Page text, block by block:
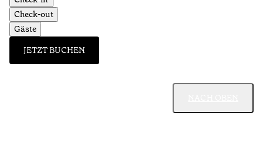
Check-out
Gäste
JETZT BUCHEN